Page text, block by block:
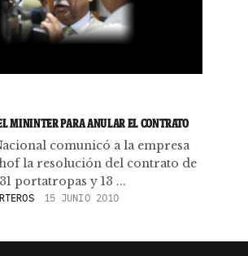
MININTER PARA ANULAR EL CONTRATO
comunicó a la empresa
la resolución del contrato de
portatropas y 13 ...
15 JUNIO 2010